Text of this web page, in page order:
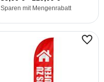
Sparen mit Mengenrabatt